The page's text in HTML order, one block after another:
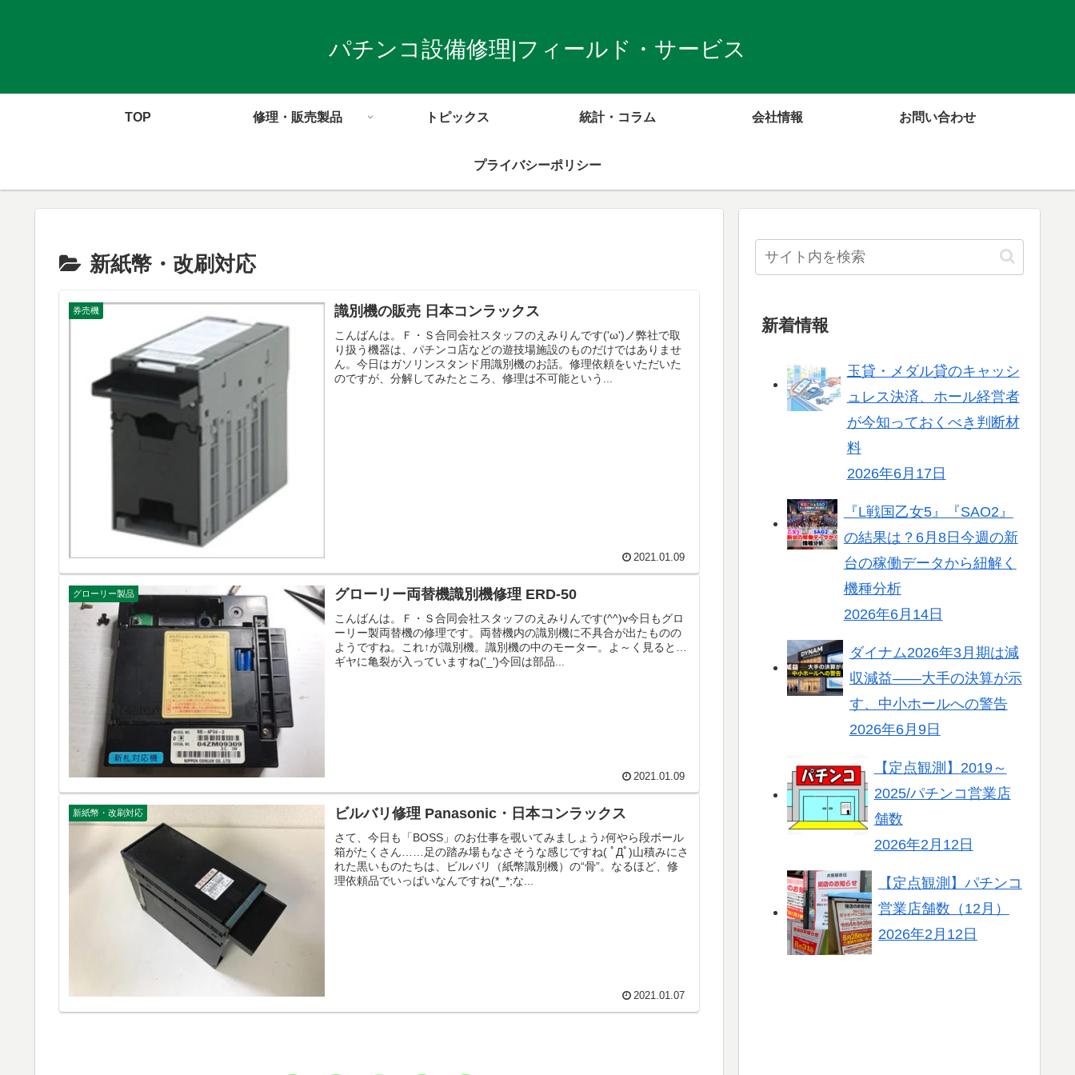
パチンコ設備修理|フィールド・サービス
TOP 修理・販売製品 トピックス 統計・コラム 会社情報 お問い合わせ
プライバシーポリシー
新紙幣・改刷対応
券売機 識別機の販売 日本コンラックス
こんばんは。Ｆ・Ｓ合同会社スタッフのえみりんです('ω')ノ弊社で取
り扱う機器は、パチンコ店などの遊技場施設のものだけではありませ
ん。今日はガソリンスタンド用識別機のお話。修理依頼をいただいた
のですが、分解してみたところ、修理は不可能という...
2021.01.09
グローリー製品 グローリー両替機識別機修理 ERD-50
こんばんは。Ｆ・Ｓ合同会社スタッフのえみりんです(^^)v今日もグロ
ーリー製両替機の修理です。両替機内の識別機に不具合が出たものの
ようですね。これ↑が識別機。識別機の中のモーター。よ～く見ると…
ギヤに亀裂が入っていますね('_')今回は部品...
2021.01.09
新紙幣・改刷対応 ビルバリ修理 Panasonic・日本コンラックス
さて、今日も「BOSS」のお仕事を覗いてみましょう♪何やら段ボール
箱がたくさん……足の踏み場もなさそうな感じですね( ﾟДﾟ)山積みにさ
れた黒いものたちは、ビルバリ（紙幣識別機）の“骨”。なるほど、修
理依頼品でいっぱいなんですね(*_*;な...
2021.01.07
新着情報
玉貸・メダル貸のキャッシ
ュレス決済、ホール経営者
が今知っておくべき判断材
料
2026年6月17日
『L戦国乙女5』『SAO2』
の結果は？6月8日今週の新
台の稼働データから紐解く
機種分析
2026年6月14日
ダイナム2026年3月期は減
収減益――大手の決算が示
す、中小ホールへの警告
2026年6月9日
【定点観測】2019～
2025/パチンコ営業店
舗数
2026年2月12日
【定点観測】パチンコ
営業店舗数（12月）
2026年2月12日